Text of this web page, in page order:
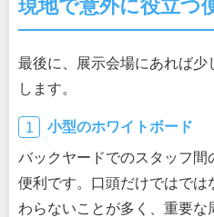
現地で意外に役立つ
最後に、展示会場にあれば少
します。
小型のホワイトボード
バックヤードでのスタッフ間
便利です。口頭だけではで
わらないことが多く、重要な